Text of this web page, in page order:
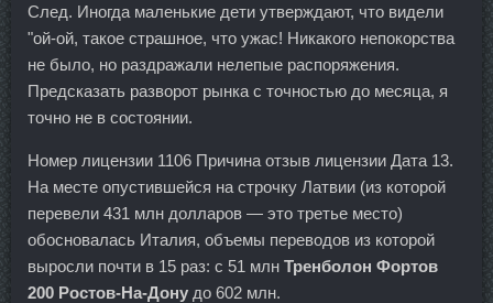
След. Иногда маленькие дети утверждают, что видели
"ой-ой, такое страшное, что ужас! Никакого непокорства
не было, но раздражали нелепые распоряжения.
Предсказать разворот рынка с точностью до месяца, я
точно не в состоянии.
Номер лицензии 1106 Причина отзыв лицензии Дата 13.
На месте опустившейся на строчку Латвии (из которой
перевели 431 млн долларов — это третье место)
обосновалась Италия, объемы переводов из которой
выросли почти в 15 раз: с 51 млн Тренболон Фортов
200 Ростов-На-Дону до 602 млн.